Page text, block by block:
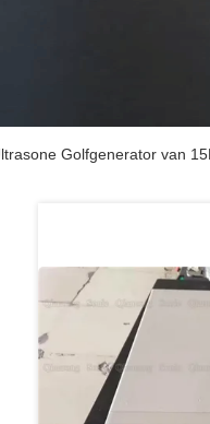
Golfgenerator van